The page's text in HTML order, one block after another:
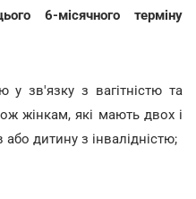
6-місячного терміну
у зв'язку з вагітністю та
жінкам, які мають двох і
або дитину з інвалідністю;